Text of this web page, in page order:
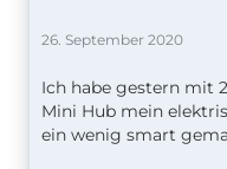
26. September 2020
Ich habe gestern mit
Mini Hub mein
ein wenig smart